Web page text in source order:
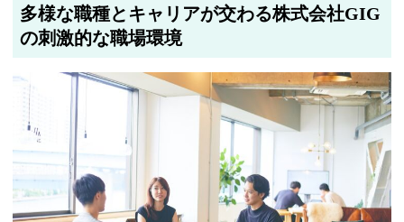
多様な職種とキャリアが交わる株式会社GIG
の刺激的な職場環境